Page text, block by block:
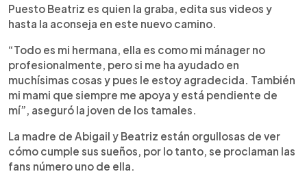
Puesto Beatriz es quien la graba, edita sus videos y
hasta la aconseja en este nuevo camino.
“Todo es mi hermana, ella es como mi mánager no
profesionalmente, pero si me ha ayudado en
muchísimas cosas y pues le estoy agradecida. También
mi mami que siempre me apoya y está pendiente de
mí”, aseguró la joven de los tamales.
La madre de Abigail y Beatriz están orgullosas de ver
cómo cumple sus sueños, por lo tanto, se proclaman las
fans número uno de ella.